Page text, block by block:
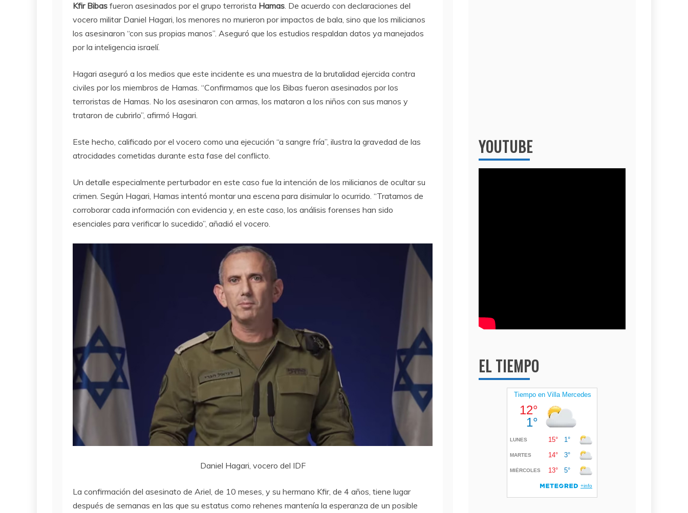
Kfir Bibas fueron asesinados por el grupo terrorista Hamas. De acuerdo con declaraciones del
vocero militar Daniel Hagari, los menores no murieron por impactos de bala, sino que los milicianos
los asesinaron “con sus propias manos”. Aseguró que los estudios respaldan datos ya manejados
por la inteligencia israelí.
Hagari aseguró a los medios que este incidente es una muestra de la brutalidad ejercida contra
civiles por los miembros de Hamas. “Confirmamos que los Bibas fueron asesinados por los
terroristas de Hamas. No los asesinaron con armas, los mataron a los niños con sus manos y
trataron de cubrirlo”, afirmó Hagari.
Este hecho, calificado por el vocero como una ejecución “a sangre fría”, ilustra la gravedad de las
atrocidades cometidas durante esta fase del conflicto.
Un detalle especialmente perturbador en este caso fue la intención de los milicianos de ocultar su
crimen. Según Hagari, Hamas intentó montar una escena para disimular lo ocurrido. “Tratamos de
corroborar cada información con evidencia y, en este caso, los análisis forenses han sido
esenciales para verificar lo sucedido”, añadió el vocero.
Daniel Hagari, vocero del IDF
La confirmación del asesinato de Ariel, de 10 meses, y su hermano Kfir, de 4 años, tiene lugar
después de semanas en las que su estatus como rehenes mantenía la esperanza de un posible
YOUTUBE
EL TIEMPO